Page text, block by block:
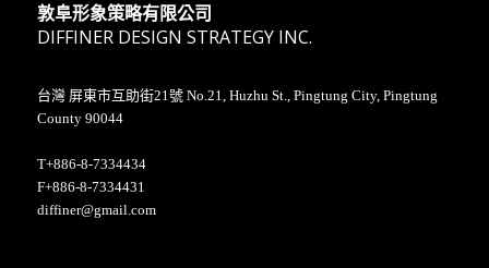
敦阜形象策略有限公司
DIFFINER DESIGN STRATEGY INC.
台灣 屏東市互助街21號 No.21, Huzhu St., Pingtung City, Pingtung
County 90044
T+886-8-7334434
F+886-8-7334431
diffiner@gmail.com